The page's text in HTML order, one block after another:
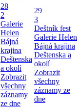
28
2
Galerie
Helen
Bájná
krajina
Deštenska
a okolí
Zobrazit
všechny
záznamy
ze dne
29
3
Deštník fest
Galerie Helen
Bájná krajina
Deštenska a
okolí
Zobrazit
všechny
záznamy ze
dne